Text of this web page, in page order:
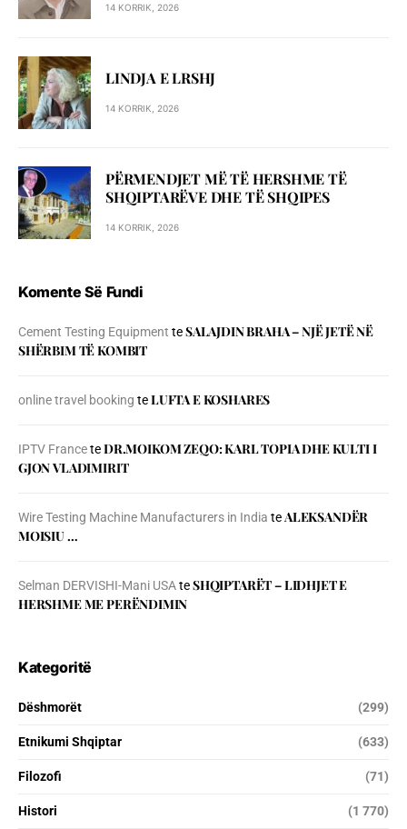
14 KORRIK, 2026
LINDJA E LRSHJ
14 KORRIK, 2026
PËRMENDJET MË TË HERSHME TË
SHQIPTARËVE DHE TË SHQIPES
14 KORRIK, 2026
Komente Së Fundi
Cement Testing Equipment teSALAJDIN BRAHA – NJЁ JETЁ NЁ
SHЁRBIM TЁ KOMBIT
online travel booking teLUFTA E KOSHARES
IPTV FranceteDR.MOIKOM ZEQO: KARL TOPIA DHE KULTI I
GJON VLADIMIRIT
Wire Testing Machine Manufacturers in India teALEKSANDËR
MOISIU …
Selman DERVISHI-Mani USAteSHQIPTARËT – LIDHJET E
HERSHME ME PERËNDIMIN
Kategoritë
Dëshmorët (299)
Etnikumi Shqiptar (633)
Filozofi (71)
Histori (1 770)